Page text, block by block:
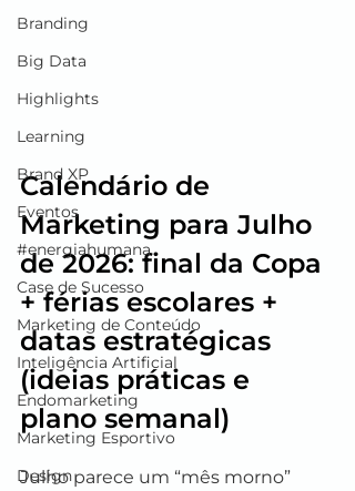
Branding
Big Data
Highlights
Learning
Brand XP
Eventos
#energiahumana
Case de Sucesso
Marketing de Conteúdo
Inteligência Artificial
Endomarketing
Marketing Esportivo
Design
Calendário de
Marketing para Julho
de 2026: final da Copa
+ férias escolares +
datas estratégicas
(ideias práticas e
plano semanal)
Julho parece um “mês morno”